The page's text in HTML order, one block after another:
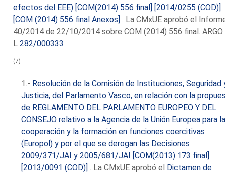
efectos del EEE) [COM(2014) 556 final] [2014/0255 (COD)]
[COM (2014) 556 final Anexos]
. La CMxUE aprobó el
40/2014 de 22/10/2014 sobre COM (2014) 556 final. ARGO
L282/000333
(7)
1.- Resolución de la Comisión de Instituciones, Seguridad
Justicia, del Parlamento Vasco, en relación con la
de REGLAMENTO DEL PARLAMENTO EUROPEO Y DEL
CONSEJO relativo a la Agencia de la Unión Europea para
cooperación y la formación en funciones coercitivas
(Europol) y por el que se derogan las Decisiones
2009/371/JAI y 2005/681/JAI [COM(2013) 173 final]
[2013/0091 (COD)]
. La CMxUE aprobó el Dictamen de